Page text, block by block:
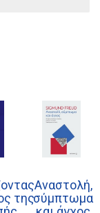
της
Αναστολή,
σύμπτωμα